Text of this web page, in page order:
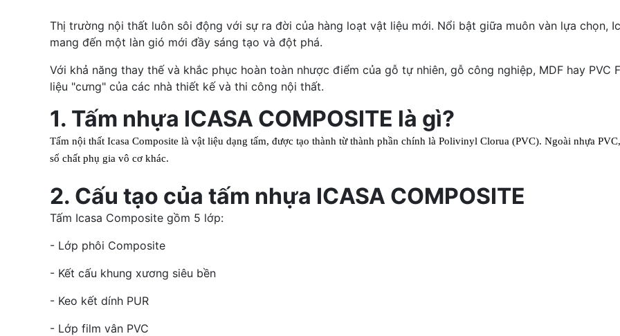
Thị trường nội thất luôn sôi động với sự ra đời của hàng loạt vật liệu mới. Nổi bật giữa muôn vàn lựa chọn,
mang đến một làn gió mới đầy sáng tạo và đột phá.
Với khả năng thay thế và khắc phục hoàn toàn nhược điểm của gỗ tự nhiên, gỗ công nghiệp, MDF hay PVC
liệu "cưng" của các nhà thiết kế và thi công nội thất.
1. Tấm nhựa ICASA COMPOSITE là gì?
Tấm nội thất Icasa Composite là vật liệu dạng tấm, được tạo thành từ thành phần chính là Polivinyl Clorua (PVC). Ngoài nhựa
số chất phụ gia vô cơ khác.
2. Cấu tạo của tấm nhựa ICASA COMPOSITE
Tấm Icasa Composite gồm 5 lớp:
- Lớp phôi Composite
- Kết cấu khung xương siêu bền
- Keo kết dính PUR
- Lớp film vân PVC